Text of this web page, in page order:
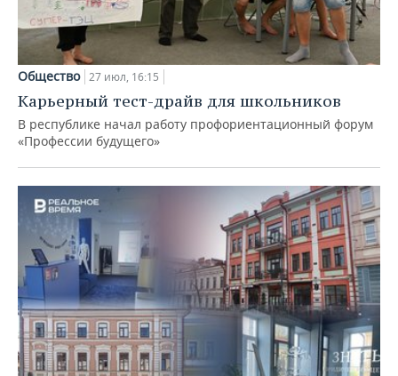
Общество 27 июл, 16:15
Карьерный тест-драйв для школьников
В республике начал работу профориентационный форум
«Профессии будущего»